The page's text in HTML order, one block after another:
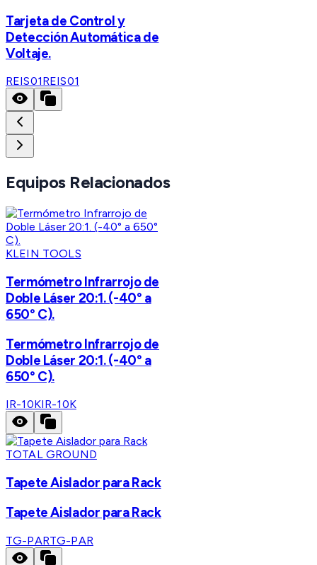
Tarjeta de Control y
Detección Automática de
Voltaje.
REIS01REIS01
Equipos Relacionados
KLEIN TOOLS
Termómetro Infrarrojo de
Doble Láser 20:1. (-40° a
650° C).
Termómetro Infrarrojo de
Doble Láser 20:1. (-40° a
650° C).
IR-10KIR-10K
TOTAL GROUND
Tapete Aislador para Rack
Tapete Aislador para Rack
TG-PARTG-PAR